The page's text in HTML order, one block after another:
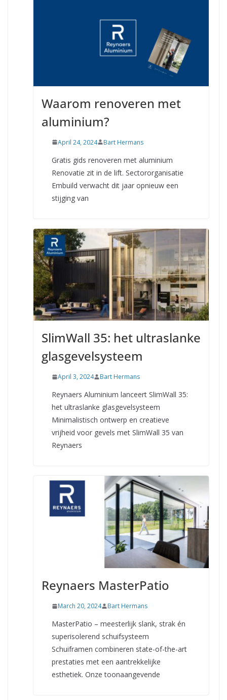
Waarom renoveren met
aluminium?
April 24, 2024 Bart Hermans
Gratis gids renoveren met aluminium
Renovatie zit in de lift. Sectororganisatie
Embuild verwacht dit jaar opnieuw een
stijging van
SlimWall 35: het ultraslanke
glasgevelsysteem
April 3, 2024 Bart Hermans
Reynaers Aluminium lanceert SlimWall 35:
het ultraslanke glasgevelsysteem
Minimalistisch ontwerp en creatieve
vrijheid voor gevels met SlimWall 35 van
Reynaers
Reynaers MasterPatio
March 20, 2024 Bart Hermans
MasterPatio – meesterlijk slank, strak én
superisolerend schuifsysteem
Schuiframen combineren state-of-the-art
prestaties met een aantrekkelijke
esthetiek. Onze toonaangevende